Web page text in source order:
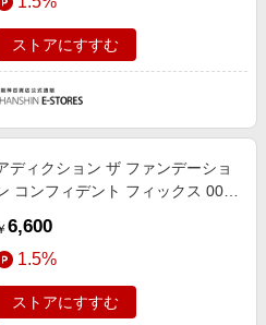
ストアにすすむ
ディクション ザ ファンデーショ
コンフィデント フィックス 005
6,600
1.5%
ストアにすすむ